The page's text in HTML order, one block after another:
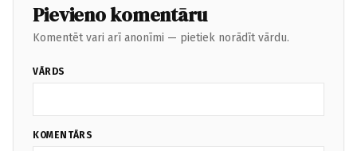
Pievieno komentāru
Komentēt vari arī anonīmi — pietiek norādīt vārdu.
VĀRDS
KOMENTĀRS